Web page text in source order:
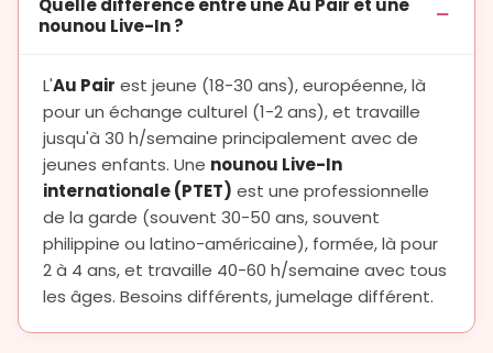
Quelle différence entre une Au Pair et une
nounou Live-In ?
L'Au Pair est jeune (18-30 ans), européenne, là
pour un échange culturel (1-2 ans), et travaille
jusqu'à 30 h/semaine principalement avec de
jeunes enfants. Une nounou Live-In
internationale (PTET) est une professionnelle
de la garde (souvent 30-50 ans, souvent
philippine ou latino-américaine), formée, là pour
2 à 4 ans, et travaille 40-60 h/semaine avec tous
les âges. Besoins différents, jumelage différent.